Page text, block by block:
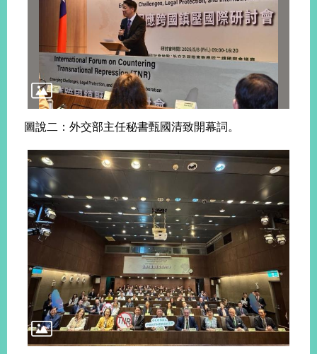
及
資
訊
安
全
政
策
無
礙
網
站
說
明
圖說二：外交部主任秘書甄國清致開幕詞。